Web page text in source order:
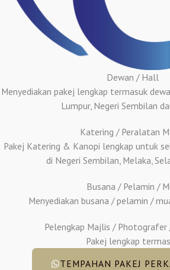
Dewan / Hall
Menyediakan pakej lengkap termasuk
Lumpur, Negeri Sembilan
Katering / Peralatan
Pakej Katering & Kanopi lengkap untuk
di Negeri Sembilan, Melaka,
Busana / Pelamin /
Menyediakan busana / pelamin /
Pelengkap Majlis /
Pakej lengkap
TEMPAHAN PAKEJ